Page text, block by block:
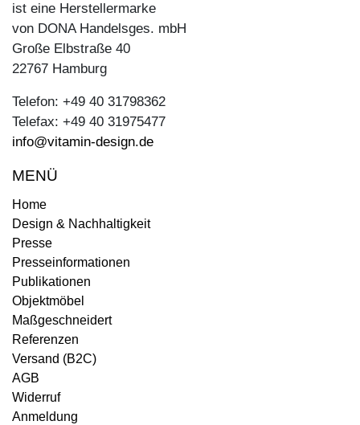
ist eine Herstellermarke
von DONA Handelsges. mbH
Große Elbstraße 40
22767 Hamburg
Telefon: +49 40 31798362
Telefax: +49 40 31975477
info@vitamin-design.de
MENÜ
Home
Design & Nachhaltigkeit
Presse
Presseinformationen
Publikationen
Objektmöbel
Maßgeschneidert
Referenzen
Versand (B2C)
AGB
Widerruf
Anmeldung